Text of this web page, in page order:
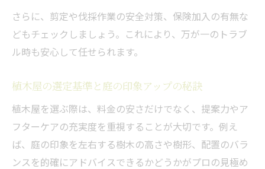
美しい庭維持に欠かせない植木屋の時期判
剪定や処分を安心して任せる判断ポイント
ト
安心して依頼できる植木屋の見分け方とは
植木屋による剪定・処分で失敗しないコツ
剪定してはいけない時期と植木屋選びの注
意点
さらに、剪定や伐採作業の安全対策、保険加入の有無な
どもチェックしましょう。これにより、万が一のトラブ
ル時も安心して任せられます。
植木屋の選定基準と庭の印象アップの秘訣
植木屋を選ぶ際は、料金の安さだけでなく、提案力やア
フターケアの充実度を重視することが大切です。例え
ば、庭の印象を左右する樹木の高さや樹形、配置のバラ
ンスを的確にアドバイスできるかどうかがプロの見極め